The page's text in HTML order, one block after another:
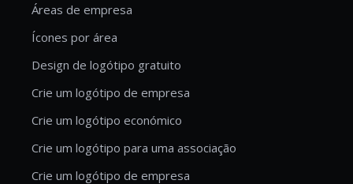
Áreas de empresa
Ícones por área
Design de logótipo gratuito
Crie um logótipo de empresa
Crie um logótipo económico
Crie um logótipo para uma associação
Crie um logótipo de empresa